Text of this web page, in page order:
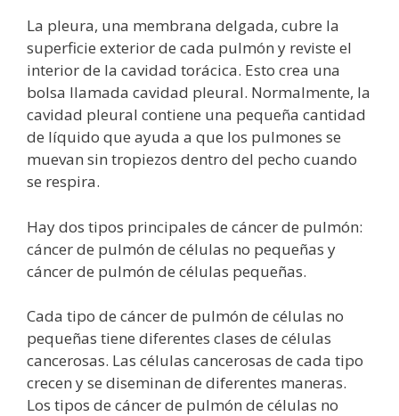
La pleura, una membrana delgada, cubre la
superficie exterior de cada pulmón y reviste el
interior de la cavidad torácica. Esto crea una
bolsa llamada cavidad pleural. Normalmente, la
cavidad pleural contiene una pequeña cantidad
de líquido que ayuda a que los pulmones se
muevan sin tropiezos dentro del pecho cuando
se respira.
Hay dos tipos principales de cáncer de pulmón:
cáncer de pulmón de células no pequeñas y
cáncer de pulmón de células pequeñas.
Cada tipo de cáncer de pulmón de células no
pequeñas tiene diferentes clases de células
cancerosas. Las células cancerosas de cada tipo
crecen y se diseminan de diferentes maneras.
Los tipos de cáncer de pulmón de células no